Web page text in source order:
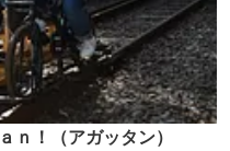
ｎ！（アガッタン）